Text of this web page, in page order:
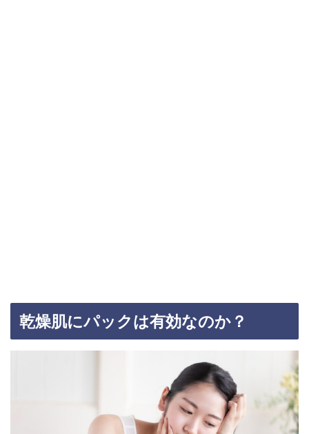
乾燥肌にパックは有効なのか？